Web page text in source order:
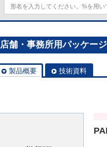
店舗・事務所用パッケー
製品概要 技術資料